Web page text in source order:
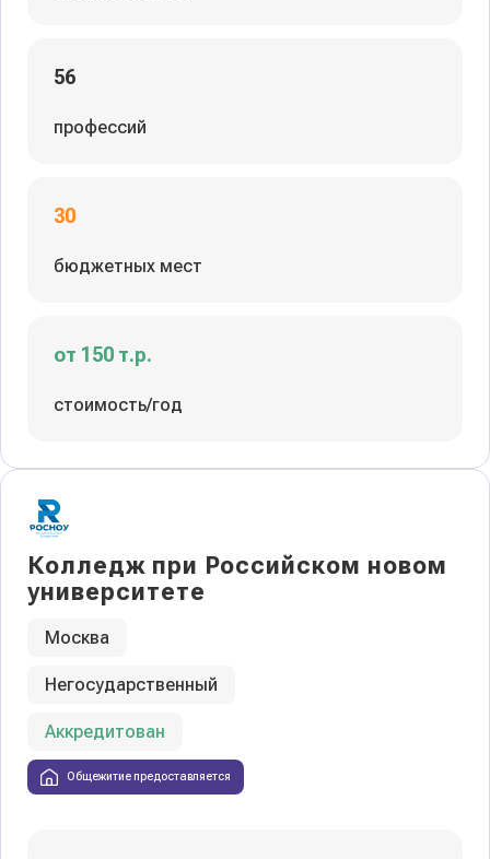
56
профессий
30
бюджетных мест
от 150 т.р.
стоимость/год
Колледж при Российском новом
университете
Москва
Негосударственный
Аккредитован
Общежитие предоставляется